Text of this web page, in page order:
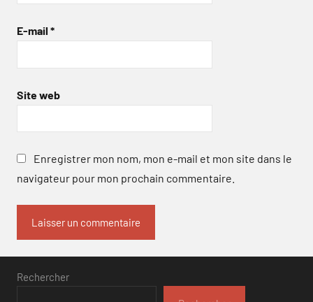
E-mail *
Site web
Enregistrer mon nom, mon e-mail et mon site dans le
navigateur pour mon prochain commentaire.
Rechercher